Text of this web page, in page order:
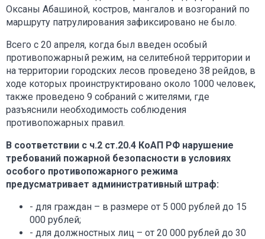
Оксаны Абашиной, костров, мангалов и возгораний по
маршруту патрулирования зафиксировано не было.
Всего с 20 апреля, когда был введен особый
противопожарный режим, на селитебной территории и
на территории городских лесов проведено 38 рейдов, в
ходе которых проинструктировано около 1000 человек,
также проведено 9 собраний с жителями, где
разъяснили необходимость соблюдения
противопожарных правил.
В соответствии с ч.2 ст.20.4 КоАП РФ нарушение
требований пожарной безопасности в условиях
особого противопожарного режима
предусматривает административный штраф:
- для граждан – в размере от 5 000 рублей до 15
000 рублей;
- для должностных лиц – от 20 000 рублей до 30